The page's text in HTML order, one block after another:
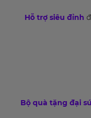
Hỗ trợ siêu đỉnh
Bộ quà tặng đại